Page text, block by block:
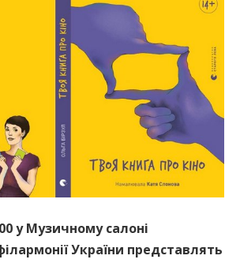
у Музичному салоні
України представлять